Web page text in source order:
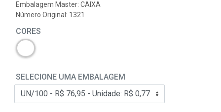
Embalagem Master: CAIXA
Número Original: 1321
CORES
SELECIONE UMA EMBALAGEM